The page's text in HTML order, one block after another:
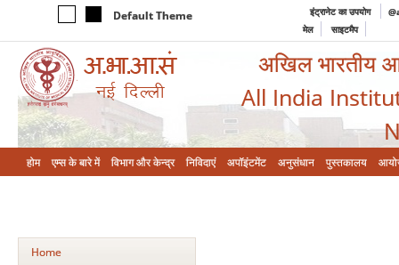
Default Theme इंट्रानेट का उपयोग
मेल
साइटमैप
अखिल भारतीय
All India
होम एम्‍स के बारे में विभाग और केन्‍द्र निविदाएं अपॉइंटमेंट अनुसंधान पुस्तकालय
Home